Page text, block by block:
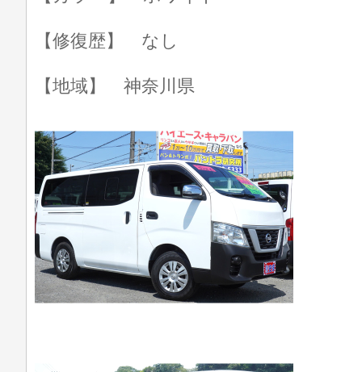
【修復歴】 なし
【地域】 神奈川県